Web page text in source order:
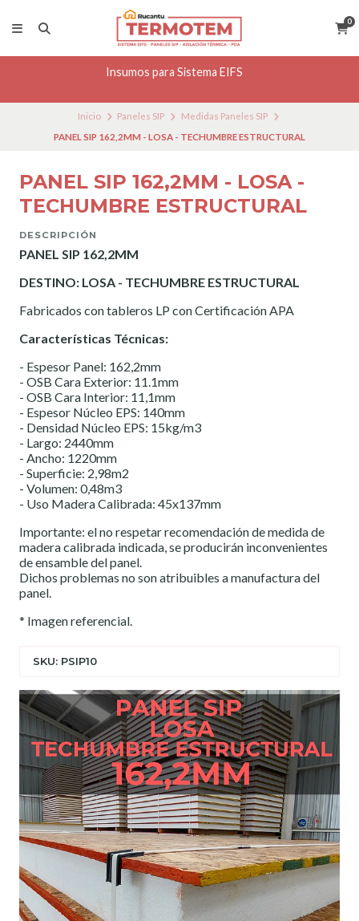
0
Insumos para Sistema EIFS
Inicio Paneles SIP
Medidas Paneles SIP
PANEL SIP 162,2MM - LOSA - TECHUMBRE ESTRUCTURAL
PANEL SIP 162,2MM - LOSA -
TECHUMBRE ESTRUCTURAL
DESCRIPCIÓN
PANEL SIP 162,2MM
DESTINO: LOSA - TECHUMBRE ESTRUCTURAL
Fabricados con tableros LP con Certificación APA
Características Técnicas:
- Espesor Panel: 162,2mm
- OSB Cara Exterior: 11.1mm
- OSB Cara Interior: 11,1mm
- Espesor Núcleo EPS: 140mm
- Densidad Núcleo EPS: 15kg/m3
- Largo: 2440mm
- Ancho: 1220mm
- Superficie: 2,98m2
- Volumen: 0,48m3
- Uso Madera Calibrada: 45x137mm
Importante: el no respetar recomendación de medida de
madera calibrada indicada, se producirán inconvenientes
de ensamble del panel.
Dichos problemas no son atribuibles a manufactura del
panel.
* Imagen referencial.
SKU: PSIP10